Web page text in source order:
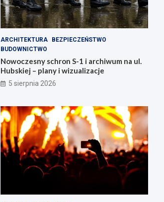
ARCHITEKTURA
BEZPIECZEŃSTWO
BUDOWNICTWO
Nowoczesny schron S-1 i archiwum na ul.
Hubskiej – plany i wizualizacje
5 sierpnia 2026